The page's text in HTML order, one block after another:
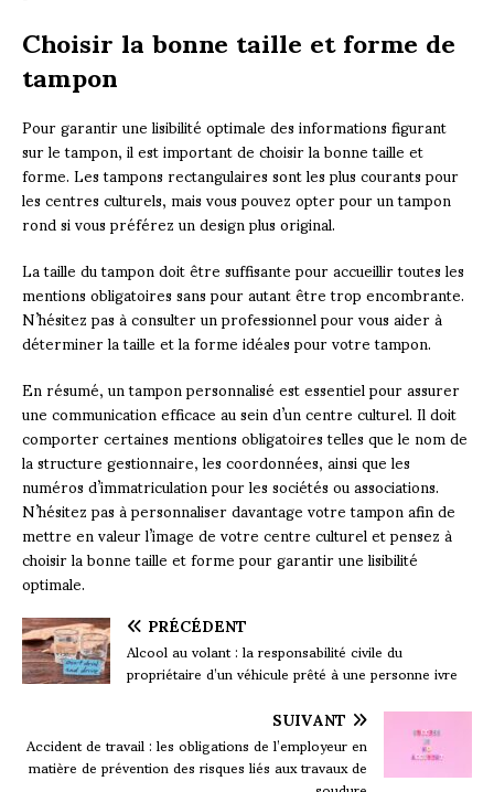
Choisir la bonne taille et forme de
tampon
Pour garantir une lisibilité optimale des informations figurant
sur le tampon, il est important de choisir la bonne taille et
forme. Les tampons rectangulaires sont les plus courants pour
les centres culturels, mais vous pouvez opter pour un tampon
rond si vous préférez un design plus original.
La taille du tampon doit être suffisante pour accueillir toutes les
mentions obligatoires sans pour autant être trop encombrante.
N’hésitez pas à consulter un professionnel pour vous aider à
déterminer la taille et la forme idéales pour votre tampon.
En résumé, un tampon personnalisé est essentiel pour assurer
une communication efficace au sein d’un centre culturel. Il doit
comporter certaines mentions obligatoires telles que le nom de
la structure gestionnaire, les coordonnées, ainsi que les
numéros d’immatriculation pour les sociétés ou associations.
N’hésitez pas à personnaliser davantage votre tampon afin de
mettre en valeur l’image de votre centre culturel et pensez à
choisir la bonne taille et forme pour garantir une lisibilité
optimale.
PRÉCÉDENT
Alcool au volant : la responsabilité civile du
propriétaire d’un véhicule prêté à une personne ivre
SUIVANT
Accident de travail : les obligations de l’employeur en
matière de prévention des risques liés aux travaux de